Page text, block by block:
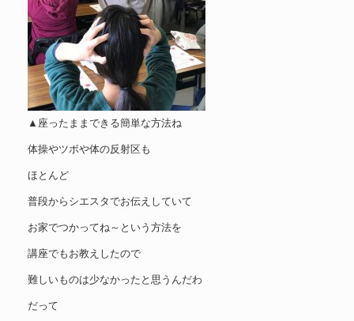
▲座ったままできる簡単な方法ね
体操やツボや体の反射区も
ほとんど
普段からシエスタでお伝えしていて
お家でつかってね～という方法を
講座でもお教えしたので
難しいものは少なかったと思うんだわ
だって